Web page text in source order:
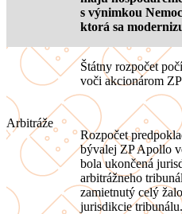
s výnimkou
ktorá sa
Arbitráže
Štátny rozpočet
voči akcionárom
Rozpočet
bývalej ZP Apollo
bola ukončená
arbitrážneho
zamietnutý celý
jurisdikcie tribunálu.